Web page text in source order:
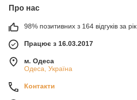
Про нас
98% позитивних з 164 відгуків за рік
Працює з 16.03.2017
м. Одеса
Одеса, Україна
Контакти